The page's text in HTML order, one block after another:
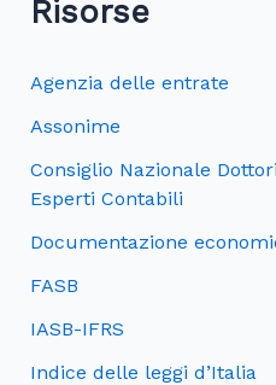
Risorse
Agenzia delle entrate
Assonime
Consiglio Nazionale
Esperti Contabili
Documentazione
FASB
IASB-IFRS
Indice delle leggi d’Italia